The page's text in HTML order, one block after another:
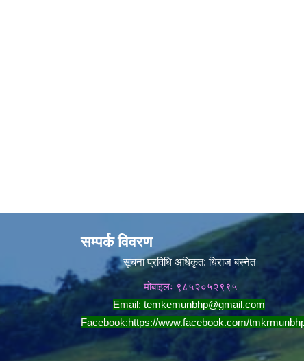
सम्पर्क विवरण
सूचना प्रविधि अधिकृत:धिराज बस्नेत
मोबाइलः ९८५२०५२९९५
Email: temkemunbhp@gmail.com
Facebook:https://www.facebook.com/